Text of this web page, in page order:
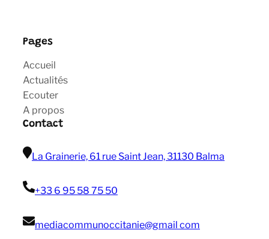
Pages
Accueil
Actualités
Ecouter
A propos
Contact
La Grainerie, 61 rue Saint Jean, 31130 Balma
+33 6 95 58 75 50
mediacommunoccitanie@gmail com